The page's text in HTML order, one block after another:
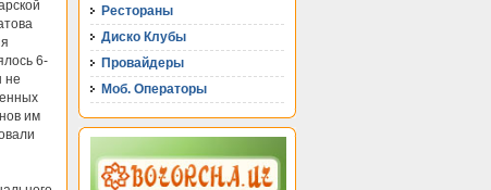
6-
не
им
Рестораны
Диско Клубы
Провайдеры
Моб. Операторы